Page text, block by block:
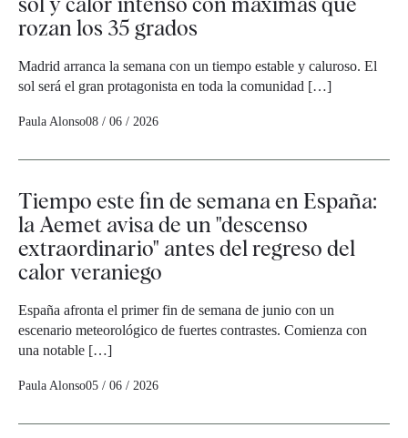
rozan los 35 grados
Madrid arranca la semana con un tiempo estable y caluroso. El
sol será el gran protagonista en toda la comunidad […]
Paula Alonso08 / 06 / 2026
Tiempo este fin de semana en España:
la Aemet avisa de un "descenso
extraordinario" antes del regreso del
calor veraniego
España afronta el primer fin de semana de junio con un
escenario meteorológico de fuertes contrastes. Comienza con
una notable […]
Paula Alonso05 / 06 / 2026